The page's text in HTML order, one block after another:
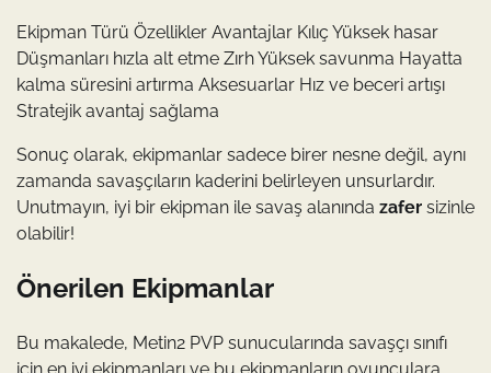
Ekipman Türü Özellikler Avantajlar Kılıç Yüksek hasar
Düşmanları hızla alt etme Zırh Yüksek savunma Hayatta
kalma süresini artırma Aksesuarlar Hız ve beceri artışı
Stratejik avantaj sağlama
Sonuç olarak, ekipmanlar sadece birer nesne değil, aynı
zamanda savaşçıların kaderini belirleyen unsurlardır.
Unutmayın, iyi bir ekipman ile savaş alanında zafer sizinle
olabilir!
Önerilen Ekipmanlar
Bu makalede, Metin2 PVP sunucularında savaşçı sınıfı
için en iyi ekipmanları ve bu ekipmanların oyunculara